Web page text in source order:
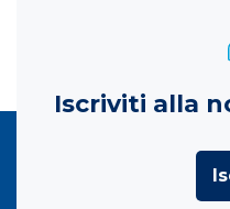
Iscriviti alla